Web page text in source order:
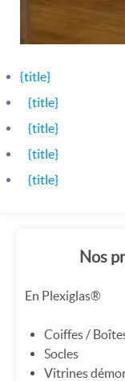
{title}
{title}
{title}
{title}
{title}
Nos
En Plexiglas®
Coiffes /
Socles
Vitrines